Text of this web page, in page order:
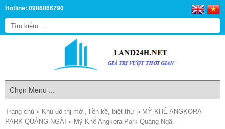
Hotline: 0986866790
Trang chủ » Khu đô thị mới, liền kề, biệt thự » MỸ KHÊ ANGKORA
PARK QUẢNG NGÃI » Mỹ Khê Angkora Park Quảng Ngãi